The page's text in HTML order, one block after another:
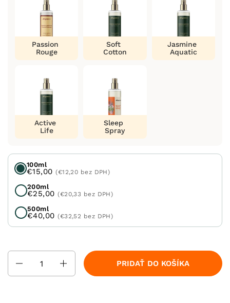
Passion
Rouge
Soft
Cotton
Jasmine
Aquatic
Active
Life
Sleep
Spray
100ml
€15,00(€12,20 bez DPH)
200ml
€25,00(€20,33 bez DPH)
500ml
€40,00(€32,52 bez DPH)
PRIDAŤ DO KOŠÍKA